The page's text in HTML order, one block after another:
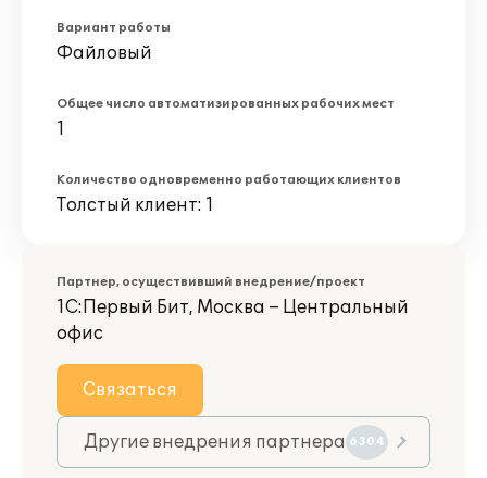
Вариант работы
Файловый
Общее число автоматизированных рабочих мест
1
Количество одновременно работающих клиентов
Толстый клиент: 1
Партнер, осуществивший внедрение/проект
1С:Первый Бит, Москва – Центральный
офис
Связаться
Другие внедрения партнера 6304